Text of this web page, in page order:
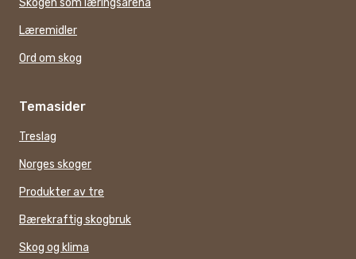
Skogen som læringsarena
Læremidler
Ord om skog
Temasider
Treslag
Norges skoger
Produkter av tre
Bærekraftig skogbruk
Skog og klima